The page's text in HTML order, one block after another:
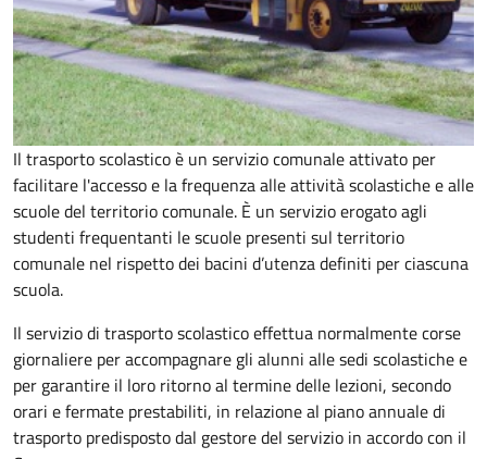
Il trasporto scolastico è un servizio comunale attivato per
facilitare l'accesso e la frequenza alle attività scolastiche e alle
scuole del territorio comunale. È un servizio erogato agli
studenti frequentanti le scuole presenti sul territorio
comunale nel rispetto dei bacini d’utenza definiti per ciascuna
scuola.
Il servizio di trasporto scolastico effettua normalmente corse
giornaliere per accompagnare gli alunni alle sedi scolastiche e
per garantire il loro ritorno al termine delle lezioni, secondo
orari e fermate prestabiliti, in relazione al piano annuale di
trasporto predisposto dal gestore del servizio in accordo con il